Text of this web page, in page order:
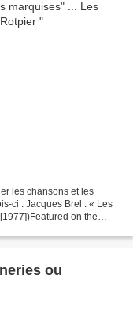
les chansons et les
ci : Jacques Brel : « Les
on the
ou